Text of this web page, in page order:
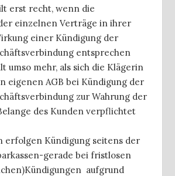
erst recht, wenn die
einzelnen Verträge in ihrer
einer Kündigung der
entsprechen
umso mehr, als sich die Klägerin
eigenen AGB bei Kündigung der
zur Wahrung der
des Kunden verpflichtet
erfolgen Kündigung seitens der
gerade bei fristlosen
aufgrund